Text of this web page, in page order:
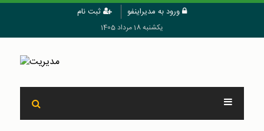
ورود به مدیراینفو ثبت نام
یکشنبه 18 مرداد 1405